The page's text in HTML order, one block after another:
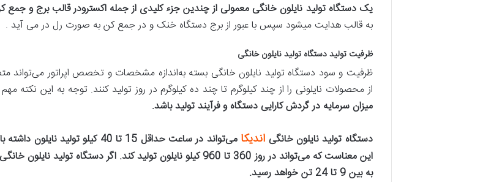
یک دستگاه تولید نایلون خانگی معمولی از چندین جزء کلیدی از جمله اکسترودر قالب برج و
به قالب هدایت میشود سپس با عبور از برج دستگاه خنک و در جمع کن به صورت رل در می آید .
ظرفیت تولید دستگاه تولید نایلون خانگی
ظرفیت و سود دستگاه تولید نایلون خانگی بسته به‌اندازه مشخصات و تخصص اپراتور می‌‌تواند
از محصولات نایلونی را از چند کیلوگرم تا چند ده کیلوگرم در روز تولید کنند. توجه به این نکته
میزان سرمایه در گردش کارایی دستگاه و فرآیند تولید باشد.
دستگاه تولید نایلون خانگی اندیکا می‌تواند در ساعت حداقل 15
به بین 9 تا 24 تن خواهد رسید.